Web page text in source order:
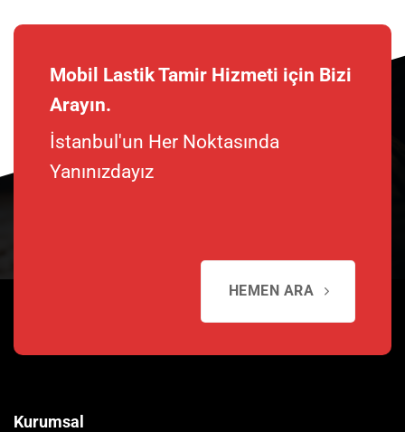
Mobil Lastik Tamir Hizmeti için Bizi
Arayın.
İstanbul'un Her Noktasında
Yanınızdayız
HEMEN ARA
Kurumsal